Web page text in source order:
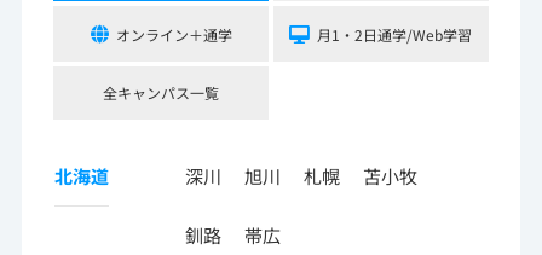
オンライン＋通学 月1・2日通学/Web学習
全キャンパス一覧
北海道 深川 旭川 札幌 苫小牧
釧路 帯広